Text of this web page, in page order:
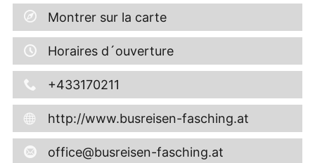
Montrer sur la carte
Horaires d´ouverture
+433170211
http://www.busreisen-fasching.at
office@busreisen-fasching.at